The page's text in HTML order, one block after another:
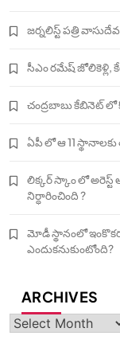
జర్నలిస్ట్ పత్రి
సీఎం రమేష్ జోలికెళ్లి,
చంద్రబాబు కేబినెట్
ఏపీ లో ఆ 11
లిక్కర్ స్కాం లో
నిర్ధారించింది ?
మోడీ స్థానంలో
ఎందుకనుకుంటోంది?
ARCHIVES
Archives